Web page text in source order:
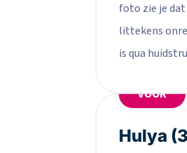
foto zie je dat
littekens
is qua
VOOR
Hulya